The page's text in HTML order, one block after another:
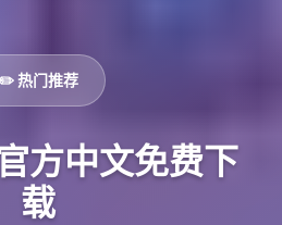
✏️ 热门推荐
方中文免费下
载